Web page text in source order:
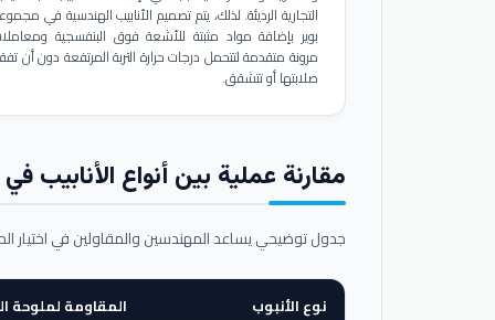
التجارية الرديئة. لذلك، يتم تصميم الأنابيب الهندسية في
بوير بإضافة مواد مثبتة للأشعة فوق البنفسجية
مرونة متقدمة لتتحمل درجات حرارة التربة المرتفعة دون أن
صلابتها أو تتشقق.
مقارنة عملية بين أنواع الأنابيب في
جدول توضيحي يساعد المهندسين والمقاولين في
نوع الأنبوب المقاومة لملوحة